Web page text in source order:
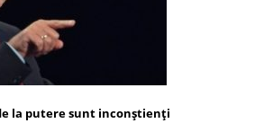
la putere sunt inconștienți